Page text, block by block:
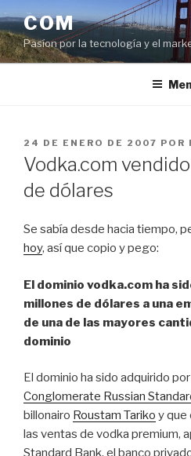
al
contenido
COM
Pasíon por la tecnología y el
PUBLICADO
EL
24 DE ENERO DE 2007 POR
Vodka.com
de dólares
Se sabía desde hacia tiempo,
hoy, así que copio y pego:
El dominio vodka.com ha
millones de dólares a una
de una de las mayores
dominio
El dominio ha sido adquirido
Conglomerate Russian
billonairo Roustam Tariko y que
las ventas de vodka premium,
Standard Bank, el banco